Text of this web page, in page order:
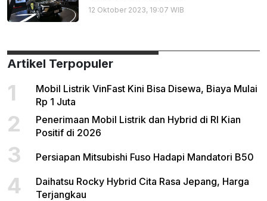
12 Oktober 2023, 19:07 WIB
Artikel Terpopuler
1
Mobil Listrik VinFast Kini Bisa Disewa, Biaya Mulai
Rp 1 Juta
2
Penerimaan Mobil Listrik dan Hybrid di RI Kian
Positif di 2026
3 Persiapan Mitsubishi Fuso Hadapi Mandatori B50
4
Daihatsu Rocky Hybrid Cita Rasa Jepang, Harga
Terjangkau